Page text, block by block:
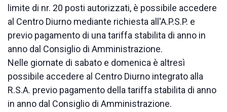
limite di nr. 20 posti autorizzati, è possibile accedere
al Centro Diurno mediante richiesta all'A.P.S.P. e
previo pagamento di una tariffa stabilita di anno in
anno dal Consiglio di Amministrazione.
Nelle giornate di sabato e domenica è altresì
possibile accedere al Centro Diurno integrato alla
R.S.A. previo pagamento della tariffa stabilita di anno
in anno dal Consiglio di Amministrazione.